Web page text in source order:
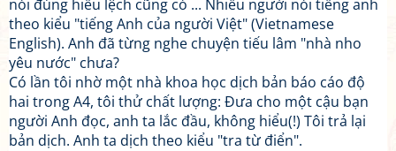
nói đúng hiểu lệch cũng có ... Nhiều người nói tiếng anh
theo kiểu "tiếng Anh của người Việt" (Vietnamese
English). Anh đã từng nghe chuyện tiếu lâm "nhà nho
yêu nước" chưa?
Có lần tôi nhờ một nhà khoa học dịch bản báo cáo độ
hai trong A4, tôi thử chất lượng: Đưa cho một cậu bạn
người Anh đọc, anh ta lắc đầu, không hiểu(!) Tôi trả lại
bản dịch. Anh ta dịch theo kiểu "tra từ điển".